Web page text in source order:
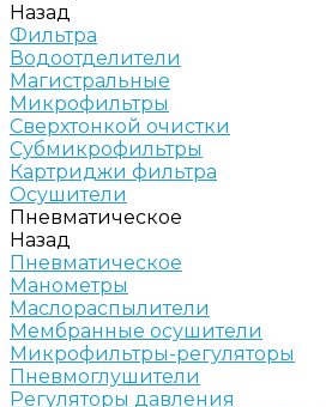
Назад
Фильтра
Водоотделители
Магистральные
Микрофильтры
Сверхтонкой очистки
Субмикрофильтры
Картриджи фильтра
Осушители
Пневматическое
Назад
Пневматическое
Манометры
Маслораспылители
Мембранные осушители
Микрофильтры-регуляторы
Пневмоглушители
Регуляторы давления